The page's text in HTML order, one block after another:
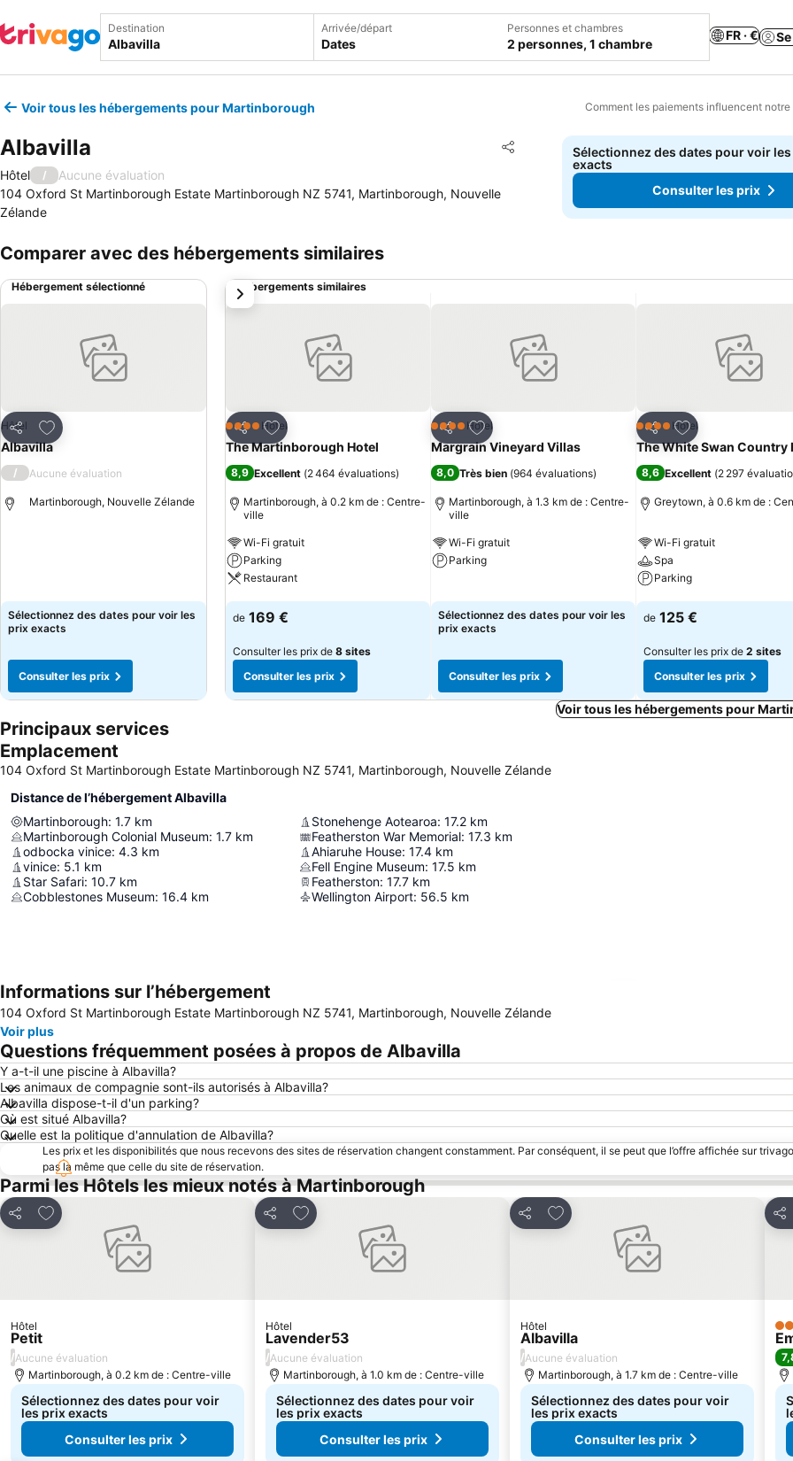
Destination Arrivée/départ
Dates
Personnes et chambres
2 personnes, 1 chambre
FR · €
Voir tous les hébergements pour Martinborough Comment les paiements influencent
Albavilla Partager
Ajouter à mes favoris
Hôtel /
Aucune évaluation
104 Oxford St Martinborough Estate Martinborough NZ 5741, Martinborough, Nouvelle
Zélande
Sélectionnez des dates pour voir
exacts
Consulter les prix
Comparer avec des hébergements similaires
Hébergement sélectionné
Partager
Ajouter à mes favoris
Hôtel
Albavilla
/ Aucune évaluation
Martinborough, Nouvelle Zélande
Sélectionnez des dates pour voir les
prix exacts
Consulter les prix
Hébergements similaires
Partager
Ajouter à mes favoris
4 ÉtoilesHôtel
The Martinborough Hotel
8,9 Excellent (2 464 évaluations)
Martinborough, à 0.2 km de : Centre-
ville
Wi-Fi gratuit
Parking
Restaurant
Consulter les prix
de 169 €
Consulter les prix de 8 sites
Consulter les prix
Partager
Ajouter à mes favoris
4 ÉtoilesHôtel
Margrain Vineyard Villas
8,0 Très bien (964 évaluations)
Martinborough, à 1.3 km de : Centre-
ville
Wi-Fi gratuit
Parking
Sélectionnez des dates pour voir les
prix exacts
Consulter les prix
Partager
Ajouter à mes
4 ÉtoilesHôtel
The White Swan Country
8,6 Excellent (2 297
Greytown, à 0.6 km de :
Wi-Fi gratuit
Spa
Parking
Consulter les prix
de 125 €
Consulter les prix de 2 sites
Consulter les prix
suivant
Voir tous les hébergements pour
Principaux services
Emplacement
104 Oxford St Martinborough Estate Martinborough NZ 5741, Martinborough, Nouvelle Zélande
Distance de l’hébergement Albavilla
Martinborough: 1.7 km
Martinborough Colonial Museum: 1.7 km
odbocka vinice: 4.3 km
vinice: 5.1 km
Star Safari: 10.7 km
Cobblestones Museum: 16.4 km
Stonehenge Aotearoa: 17.2 km
Featherston War Memorial: 17.3 km
Ahiaruhe House: 17.4 km
Fell Engine Museum: 17.5 km
Featherston: 17.7 km
Wellington Airport: 56.5 km
Informations sur l’hébergement
104 Oxford St Martinborough Estate Martinborough NZ 5741, Martinborough, Nouvelle Zélande
Voir plus
Questions fréquemment posées à propos de Albavilla
Y a-t-il une piscine à Albavilla?
Les animaux de compagnie sont-ils autorisés à Albavilla?
Albavilla dispose-t-il d'un parking?
Où est situé Albavilla?
Quelle est la politique d'annulation de Albavilla?
Les prix et les disponibilités que nous recevons des sites de réservation changent constamment. Par conséquent, il se peut que l’offre affichée sur
pas la même que celle du site de réservation.
Parmi les Hôtels les mieux notés à Martinborough
Partager
Ajouter à mes favoris
Hôtel
Petit
/Aucune évaluation
Martinborough, à 0.2 km de : Centre-ville
Sélectionnez des dates pour voir
les prix exacts
Consulter les prix
Partager
Ajouter à mes favoris
Hôtel
Lavender53
/Aucune évaluation
Martinborough, à 1.0 km de : Centre-ville
Sélectionnez des dates pour voir
les prix exacts
Consulter les prix
Partager
Ajouter à mes favoris
Hôtel
Albavilla
/Aucune évaluation
Martinborough, à 1.7 km de : Centre-ville
Sélectionnez des dates pour voir
les prix exacts
Consulter les prix
3